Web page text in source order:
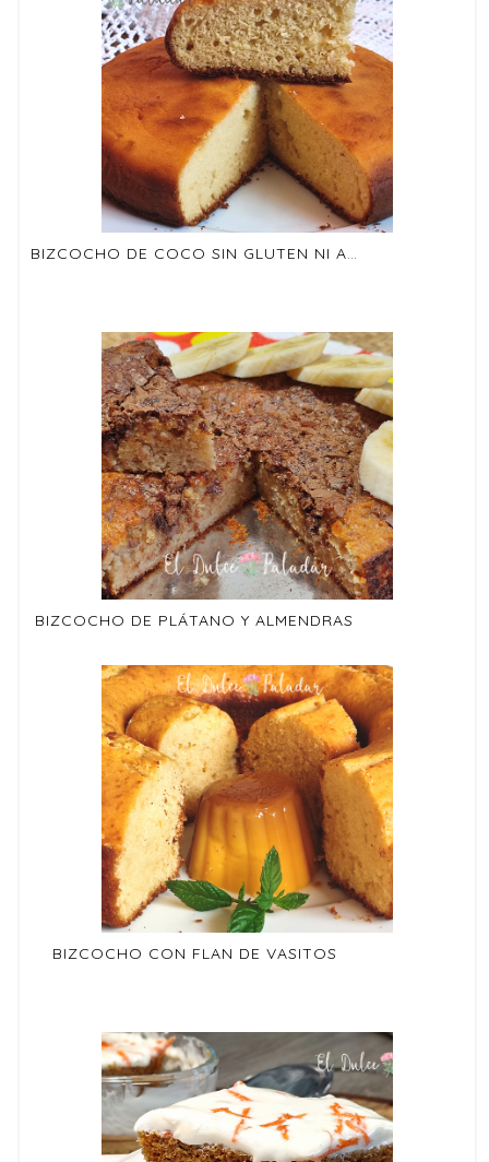
BIZCOCHO DE COCO SIN GLUTEN NI AZÚCAR
BIZCOCHO DE PLÁTANO Y ALMENDRAS
BIZCOCHO CON FLAN DE VASITOS